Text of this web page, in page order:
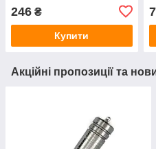
246 ₴
Купити
Акційні пропозиції та